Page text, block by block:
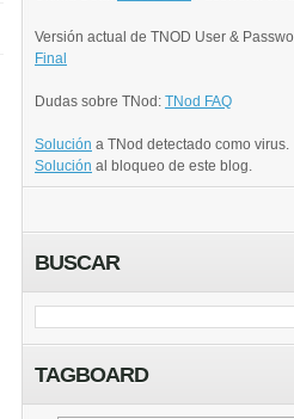
Versión actual de TNOD User &
Final
Dudas sobre TNod: TNod FAQ
Solución a TNod detectado como virus.
Solución al bloqueo de este blog.
BUSCAR
TAGBOARD